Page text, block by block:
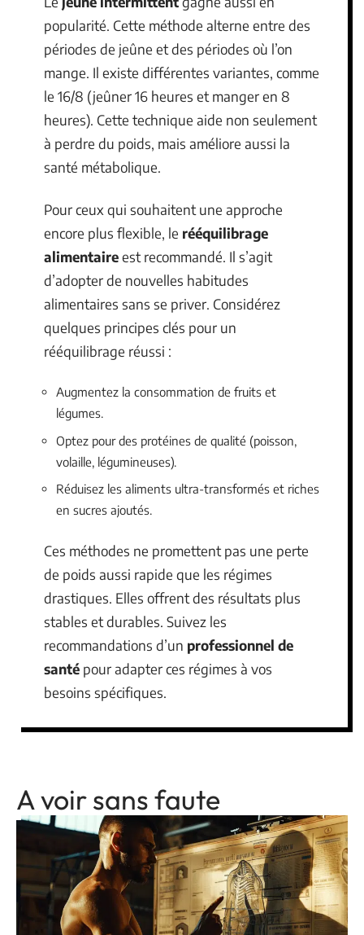
popularité. Cette méthode alterne entre des
périodes de jeûne et des périodes où l’on
mange. Il existe différentes variantes, comme
le 16/8 (jeûner 16 heures et manger en 8
heures). Cette technique aide non seulement
à perdre du poids, mais améliore aussi la
santé métabolique.
Pour ceux qui souhaitent une approche
encore plus flexible, le rééquilibrage
alimentaireest recommandé. Il s’agit
d’adopter de nouvelles habitudes
alimentaires sans se priver. Considérez
quelques principes clés pour un
rééquilibrage réussi :
Augmentez la consommation de fruits et
légumes.
Optez pour des protéines de qualité (poisson,
volaille, légumineuses).
Réduisez les aliments ultra-transformés et riches
en sucres ajoutés.
Ces méthodes ne promettent pas une perte
de poids aussi rapide que les régimes
drastiques. Elles offrent des résultats plus
stables et durables. Suivez les
recommandations d’un professionnel de
santé pour adapter ces régimes à vos
besoins spécifiques.
A voir sans faute